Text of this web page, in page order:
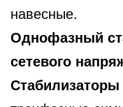
навесные.
Однофазный
сетевого